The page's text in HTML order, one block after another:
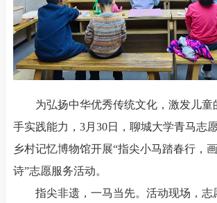
为弘扬中华优秀传统文化，激发儿童
手实践能力，3月30日，聊城大学青马志
乡村记忆博物馆开展“指尖小马踏春行，
诗”志愿服务活动。
指尖非遗，一马当先。活动现场，志